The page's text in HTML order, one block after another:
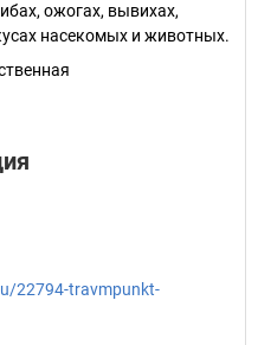
ожогах, вывихах,
насекомых и животных.
22794-travmpunkt-